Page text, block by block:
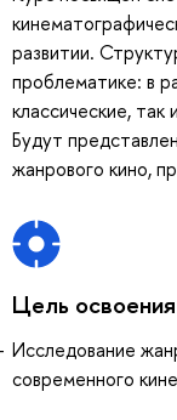
развитии.
проблематике: в
классические,
Будут
жанрового кино,
Цель
Исследование
современного